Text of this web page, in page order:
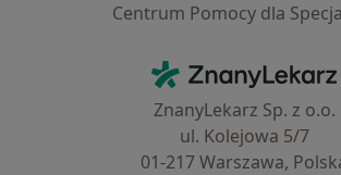
Centrum Pomocy dla
ZnanyLekarz -
ZnanyLekarz Sp. z o.o.
ul. Kolejowa 5/7
01-217 Warszawa,